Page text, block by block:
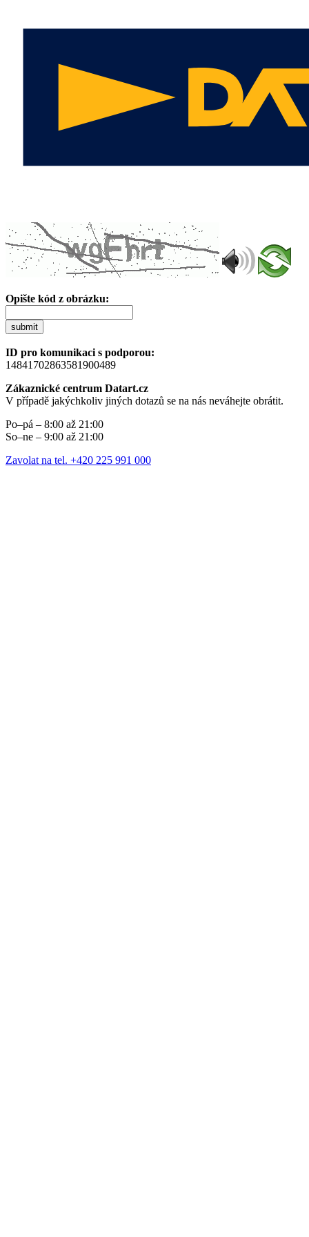
Opište kód z obrázku:
submit
ID pro komunikaci s podporou:
14841702863581900489
Zákaznické centrum Datart.cz
V případě jakýchkoliv jiných dotazů se na nás neváhejte obrátit.
Po–pá – 8:00 až 21:00
So–ne – 9:00 až 21:00
Zavolat na tel. +420 225 991 000